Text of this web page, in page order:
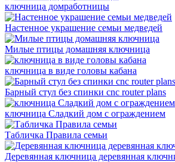
ключница домработницы
Настенное украшение семьи медведей
Милые птицы домашняя ключница
ключница в виде головы кабана
Барный стул без спинки cnc router plans
ключница Сладкий дом с ограждением
Табличка Правила семьи
Деревянная ключница деревянная